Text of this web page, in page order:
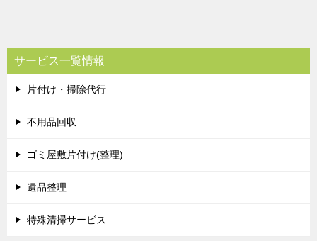
ビ
ゲ
ー
シ
サービス一覧情報
片付け・掃除代行
不用品回収
ゴミ屋敷片付け(整理)
遺品整理
特殊清掃サービス